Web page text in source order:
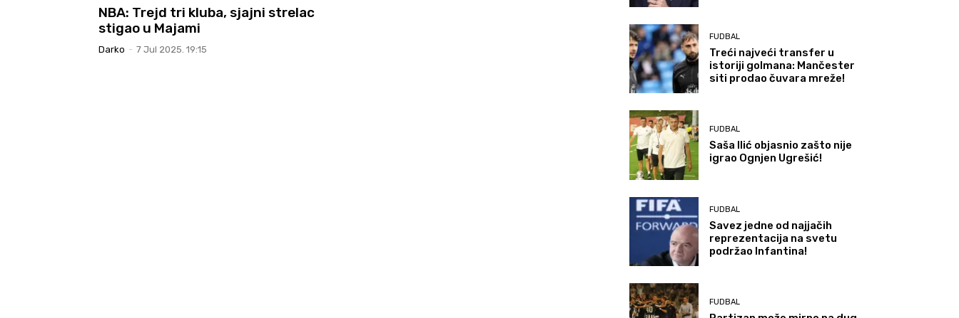
NBA: Trejd tri kluba, sjajni strelac
stigao u Majami
Darko - 7 Jul 2025. 19:15
FUDBAL
Treći najveći transfer u
istoriji golmana: Mančester
siti prodao čuvara mreže!
FUDBAL
Saša Ilić objasnio zašto nije
igrao Ognjen Ugrešić!
FUDBAL
Savez jedne od najjačih
reprezentacija na svetu
podržao Infantina!
FUDBAL